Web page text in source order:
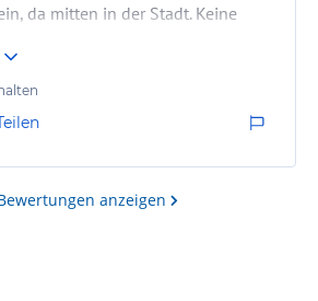
da mitten in der Stadt. Keine
anzeigen